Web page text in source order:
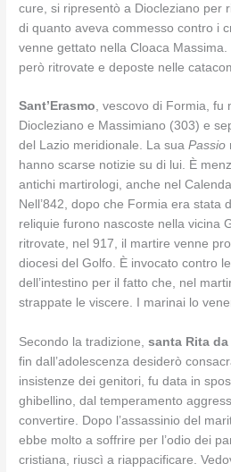
cure, si ripresentò a Diocleziano per
di quanto aveva commesso contro i
venne gettato nella Cloaca
però ritrovate e deposte nelle
Sant’Erasmo, vescovo di Formia, fu
Diocleziano e Massimiano (303) e
del Lazio meridionale. La suaPassio
hanno scarse notizie su di lui. È
antichi martirologi, anche nel
Nell’842, dopo che Formia era stata
reliquie furono nascoste nella vicina
ritrovate, nel 917, il martire venne
diocesi del Golfo. È invocato contro
dell’intestino per il fatto che, nel
strappate le viscere. I marinai lo
Secondo la tradizione,santa Rita
fin dall’adolescenza desiderò
insistenze dei genitori, fu data in
ghibellino, dal temperamento
convertire. Dopo l’assassinio del
ebbe molto a soffrire per l’odio dei
cristiana, riuscì a riappacificare.